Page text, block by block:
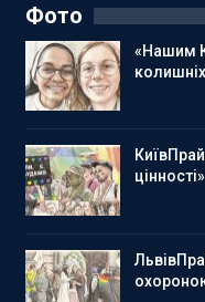
Фото
«Нашим